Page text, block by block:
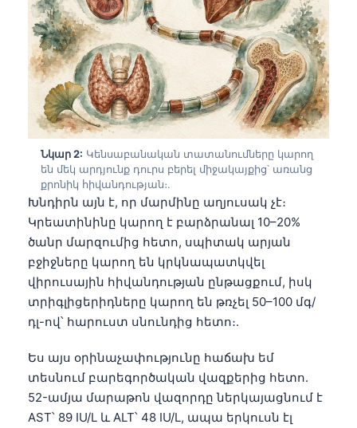
Նկար 2: Կենսաբանական տատանումները կարող
են մեկ արդյունք դուրս բերել միջակայքից՝ առանց
քրոնիկ հիվանդության։.
Խնդիրն այն է, որ մարմինը աղյուսակ չէ։
Կրեատինինը կարող է բարձրանալ 10–20%
ծանր մարզումից հետո, սպիտակ արյան
բջիջները կարող են կրկնապատկվել
վիրուսային հիվանդության ընթացքում, իսկ
տրիգլիցերիդները կարող են թռչել 50–100 մգ/
դլ-ով՝ հարուստ սնունդից հետո։.
Ես այս օրինաչափությունը հաճախ եմ
տեսնում բարեգործական վազքերից հետո.
52-ամյա մարաթոն վազորդը ներկայացնում է
AST՝ 89 IU/L և ALT՝ 48 IU/L, ապա երկուսն էլ